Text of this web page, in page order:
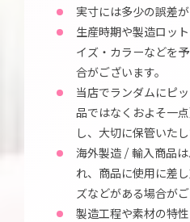
実寸には多少の誤差
生産時期や製造ロッ
イズ・カラーなどを
合がございます。
当店でランダムにピ
品ではなくおよそ一
し、大切に保管いた
海外製造 / 輸入商品
れ、商品に使用に差
ズなどがある場合がご
製造工程や素材の特